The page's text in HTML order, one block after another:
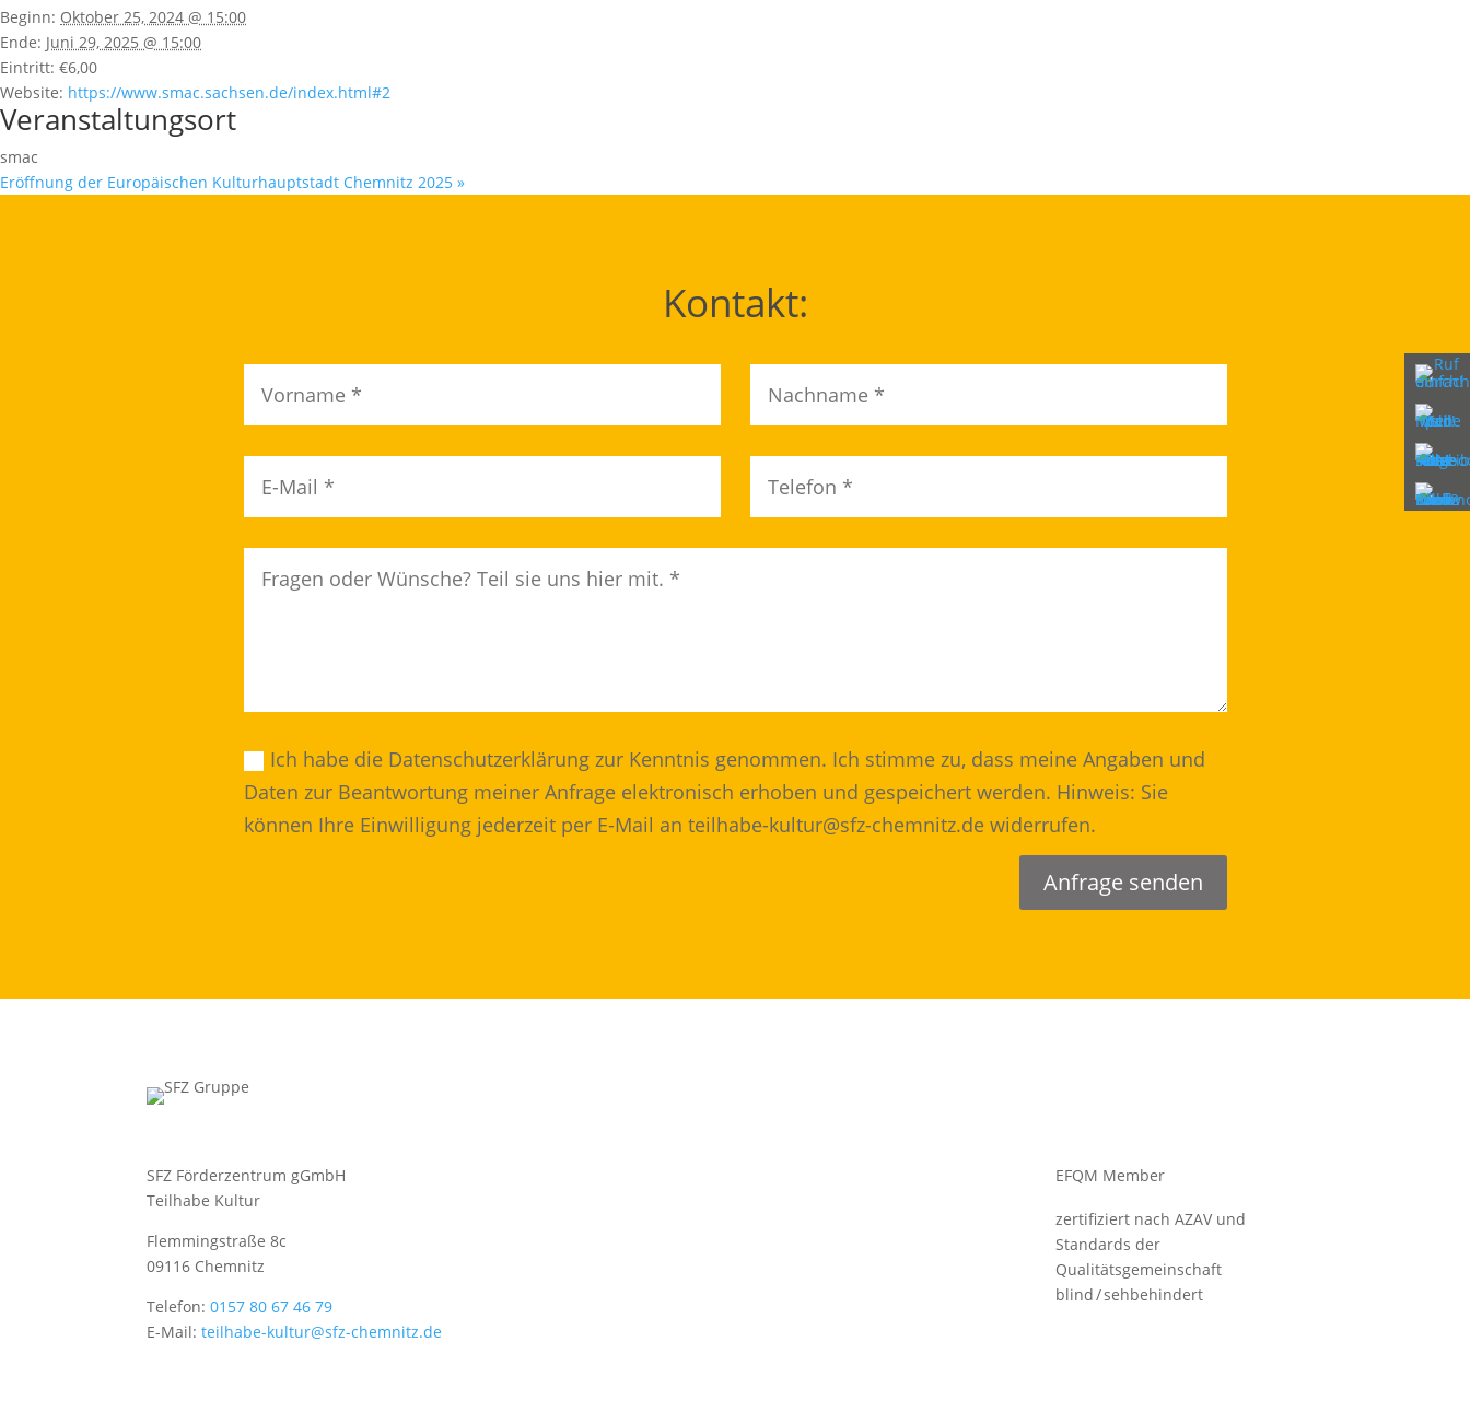
Beginn: Oktober 25, 2024 @ 15:00
Ende: Juni 29, 2025 @ 15:00
Eintritt: €6,00
Website: https://www.smac.sachsen.de/index.html#2
Veranstaltungsort
smac
Eröffnung der Europäischen Kulturhauptstadt Chemnitz 2025 »
Kontakt:
Ich habe die Datenschutzerklärung zur Kenntnis genommen. Ich stimme zu, dass meine Angaben und
Daten zur Beantwortung meiner Anfrage elektronisch erhoben und gespeichert werden. Hinweis: Sie
können Ihre Einwilligung jederzeit per E-Mail an teilhabe-kultur@sfz-chemnitz.de widerrufen.
Anfrage senden
SFZ Förderzentrum gGmbH
Teilhabe Kultur
Flemmingstraße 8c
09116 Chemnitz
Telefon:0157 80 67 46 79
E-Mail:teilhabe-kultur@sfz-chemnitz.de
EFQM Member
zertifiziert nach AZAV und
Standards der
Qualitätsgemeinschaft
blind / sehbehindert